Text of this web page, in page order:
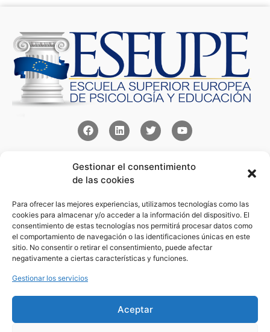
Gestionar el consentimiento
de las cookies
Para ofrecer las mejores experiencias, utilizamos tecnologías como las
cookies para almacenar y/o acceder a la información del dispositivo. El
consentimiento de estas tecnologías nos permitirá procesar datos como
el comportamiento de navegación o las identificaciones únicas en este
sitio. No consentir o retirar el consentimiento, puede afectar
negativamente a ciertas características y funciones.
Gestionar los servicios
Aceptar
Contacto
Av Juan XXIII 15b Pozuelo de Alarcón – Madrid
admin@eseupe.com
Links
Norlan Digital Marketing Para Psicólogos
Psicólogos Pozuelo
Editorial Sentir
Legal